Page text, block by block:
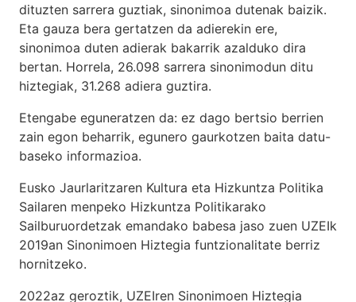
dituzten sarrera guztiak, sinonimoa dutenak baizik.
Eta gauza bera gertatzen da adierekin ere,
sinonimoa duten adierak bakarrik azalduko dira
bertan. Horrela, 26.098 sarrera sinonimodun ditu
hiztegiak, 31.268 adiera guztira.
Etengabe eguneratzen da: ez dago bertsio berrien
zain egon beharrik, egunero gaurkotzen baita datu-
baseko informazioa.
Eusko Jaurlaritzaren Kultura eta Hizkuntza Politika
Sailaren menpeko Hizkuntza Politikarako
Sailburuordetzak emandako babesa jaso zuen UZEIk
2019an Sinonimoen Hiztegia funtzionalitate berriz
hornitzeko.
2022az geroztik, UZEIren Sinonimoen Hiztegia